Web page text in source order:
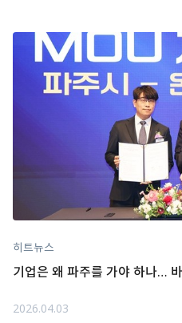
히트뉴스
기업은 왜 파주를 가야 하나…
2026.04.03